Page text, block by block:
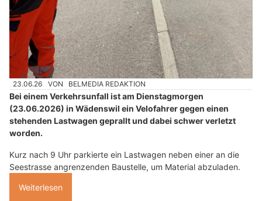
23.06.26 VON BELMEDIA REDAKTION
Bei einem Verkehrsunfall ist am Dienstagmorgen
(23.06.2026) in Wädenswil ein Velofahrer gegen einen
stehenden Lastwagen geprallt und dabei schwer verletzt
worden.
Kurz nach 9 Uhr parkierte ein Lastwagen neben einer an die
Seestrasse angrenzenden Baustelle, um Material abzuladen.
Weiterlesen